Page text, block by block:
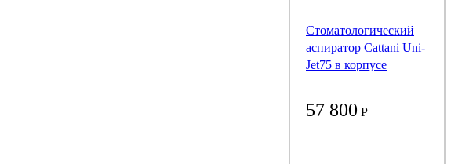
Стоматологический
аспиратор Cattani Uni-
Jet75 в корпусе
57 800 Р